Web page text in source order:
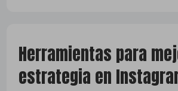
Herramientas para
estrategia en